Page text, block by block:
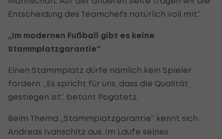
Entscheidung des Teamchefs natürlich voll mit.“
„Im modernen Fußball gibt es keine
Stammplatzgarantie“
Einen Stammplatz dürfe nämlich kein Spieler
fordern. „Es spricht für uns, dass die Qualität
gestiegen ist“, betont Pogatetz.
Beim Thema „Stammplatzgarantie“ kennt sich
Andreas Ivanschitz aus. Im Laufe seines